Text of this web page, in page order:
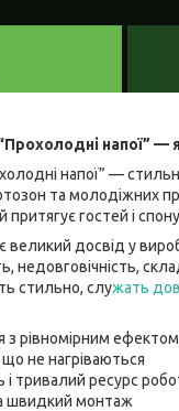
напої” —
напої” —
та молодіжних
притягує гостей і
досвід у
недовговічність,
стильно, служать
з рівномірним
що не нагріваються
і тривалий ресурс
швидкий монтаж